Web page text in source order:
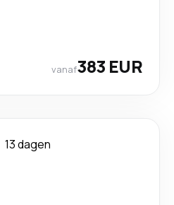
vanaf383 EUR
13 dagen